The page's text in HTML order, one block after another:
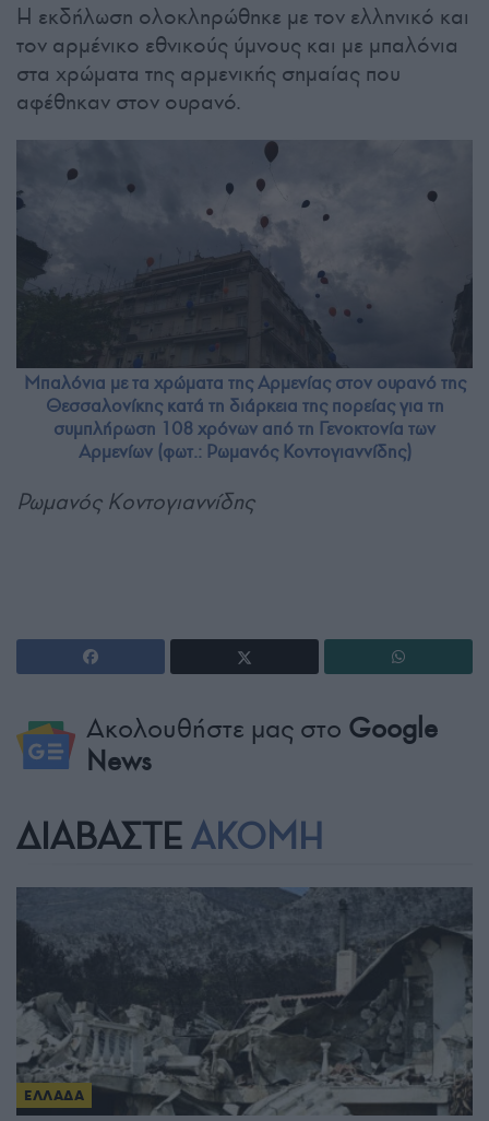
Η εκδήλωση ολοκληρώθηκε με τον ελληνικό και
τον αρμένικο εθνικούς ύμνους και με μπαλόνια
στα χρώματα της αρμενικής σημαίας που
αφέθηκαν στον ουρανό.
Μπαλόνια με τα χρώματα της Αρμενίας στον ουρανό της
Θεσσαλονίκης κατά τη διάρκεια της πορείας για τη
συμπλήρωση 108 χρόνων από τη Γενοκτονία των
Αρμενίων (φωτ.: Ρωμανός Κοντογιαννίδης)
Ρωμανός Κοντογιαννίδης
Ακολουθήστε μας στο Google
News
ΔΙΑΒΑΣΤΕ ΑΚΟΜΗ
ΕΛΛΑΔΑ